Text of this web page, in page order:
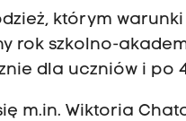
którym
rok szkolno-
dla uczniów i po
m.in. Wiktoria